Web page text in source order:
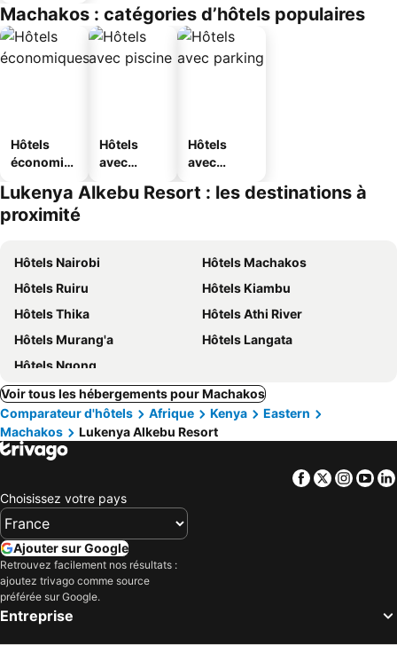
Machakos : catégories d’hôtels populaires
Hôtels
économiq
Hôtels
avec
Hôtels
avec
Lukenya Alkebu Resort : les destinations à
proximité
Hôtels Nairobi
Hôtels Machakos
Hôtels Ruiru
Hôtels Kiambu
Hôtels Thika
Hôtels Athi River
Hôtels Murang'a
Hôtels Langata
Hôtels Ngong
Voir tous les hébergements pour Machakos
Comparateur d'hôtels
Afrique Kenya
Eastern
Machakos
Lukenya Alkebu Resort
Facebook
Twitter
Choisissez votre pays
Ajouter sur Google
Retrouvez facilement nos résultats :
ajoutez trivago comme source
préférée sur Google.
Entreprise